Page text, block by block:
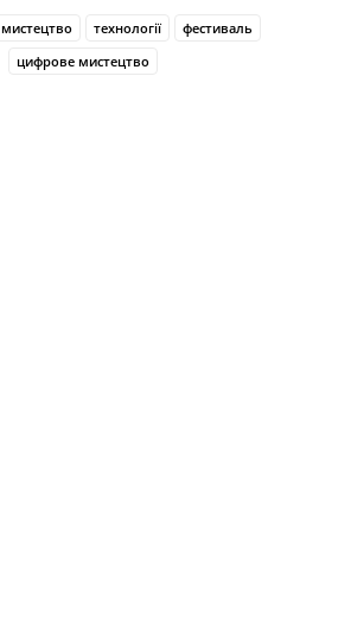
мистецтво технології
фестиваль
цифрове мистецтво